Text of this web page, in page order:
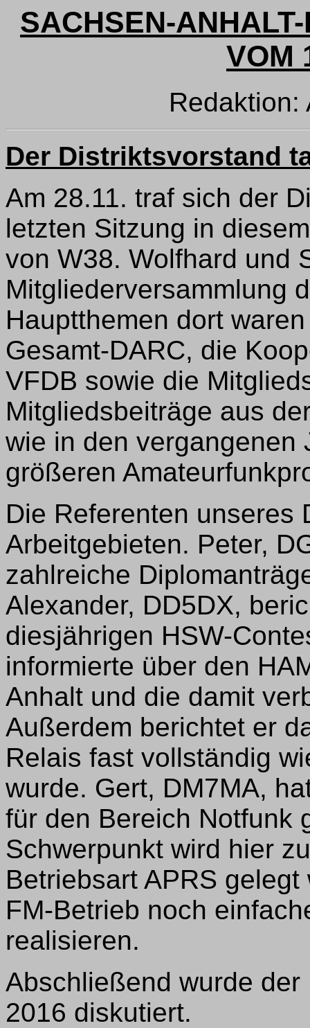
SACHSEN-
VOM
Redaktion:
Der Distriktsvorstand
Am 28.11. traf sich der
letzten Sitzung in
von W38. Wolfhard und
Mitgliederversammlung
Hauptthemen dort
Gesamt-DARC, die
VFDB sowie die
Mitgliedsbeiträge aus
wie in den vergangenen
größeren
Die Referenten unseres
Arbeitgebieten. Peter,
zahlreiche
Alexander, DD5DX,
diesjährigen HSW-
informierte über den
Anhalt und die damit
Außerdem berichtet er
Relais fast vollständig
wurde. Gert, DM7MA,
für den Bereich Notfunk
Schwerpunkt wird hier
Betriebsart APRS
FM-Betrieb noch
realisieren.
Abschließend wurde
2016 diskutiert.